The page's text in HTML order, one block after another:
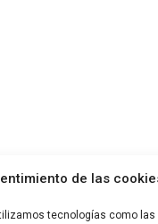
de las
tecnologías como las